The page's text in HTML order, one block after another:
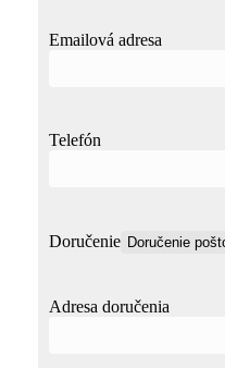
Emailová adresa
Telefón
Doručenie
Adresa doručenia